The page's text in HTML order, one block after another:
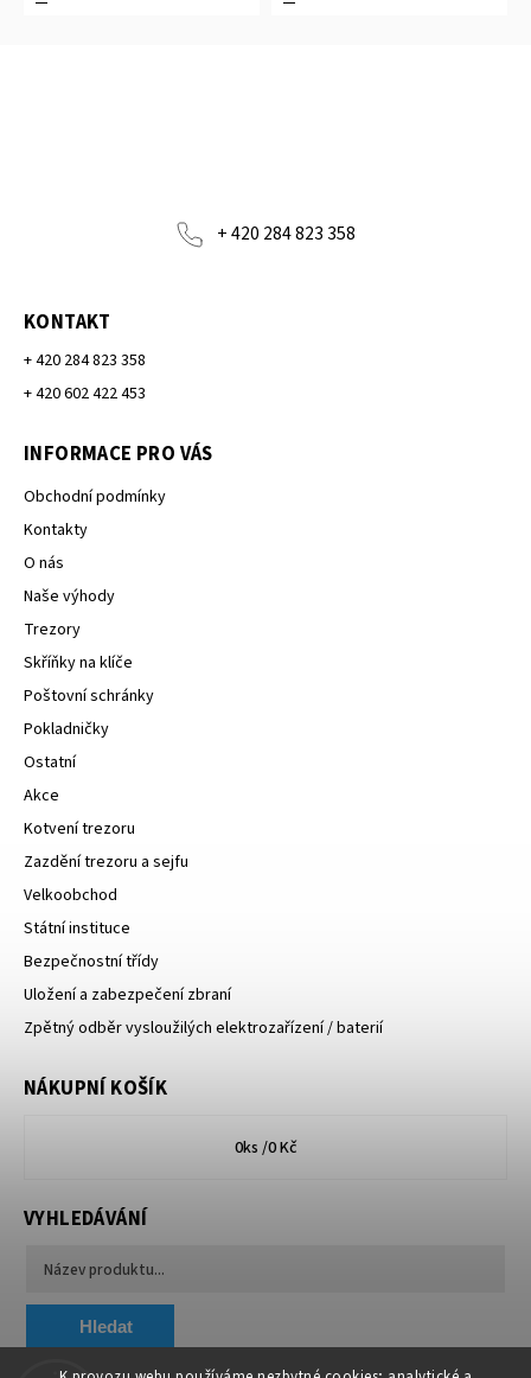
+ 420 284 823 358
KONTAKT
+ 420 284 823 358
+ 420 602 422 453
INFORMACE PRO VÁS
Obchodní podmínky
Kontakty
O nás
Naše výhody
Trezory
Skříňky na klíče
Poštovní schránky
Pokladničky
Ostatní
Akce
Kotvení trezoru
Zazdění trezoru a sejfu
Velkoobchod
Státní instituce
Bezpečnostní třídy
Uložení a zabezpečení zbraní
Zpětný odběr vysloužilých elektrozařízení / baterií
NÁKUPNÍ KOŠÍK
0ks /0 Kč
VYHLEDÁVÁNÍ
Hledat